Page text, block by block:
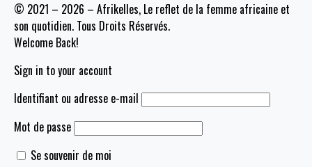
© 2021 – 2026 – Afrikelles, Le reflet de la femme africaine et
son quotidien. Tous Droits Réservés.
Welcome Back!
Sign in to your account
Identifiant ou adresse e-mail
Mot de passe
Se souvenir de moi